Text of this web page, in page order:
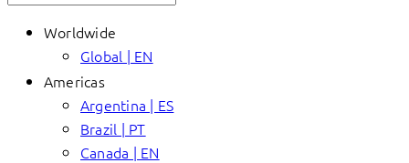
Worldwide
Global | EN
Americas
Argentina | ES
Brazil | PT
Canada | EN